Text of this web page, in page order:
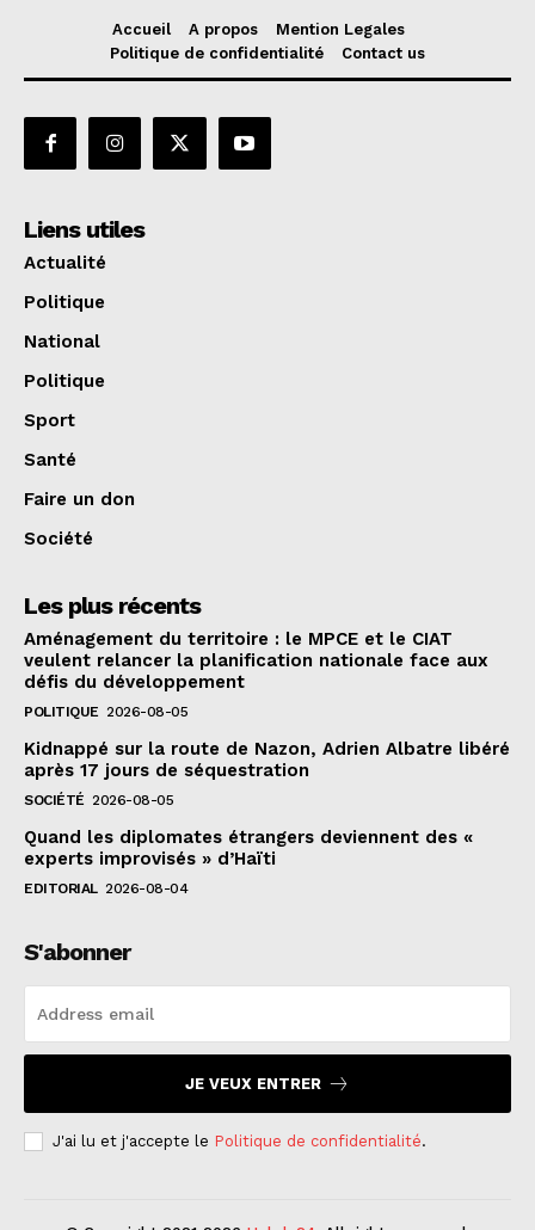
Accueil A propos
Mention Legales
Politique de confidentialité
Contact us
Liens utiles
Actualité
Politique
National
Politique
Sport
Santé
Faire un don
Société
Les plus récents
Aménagement du territoire : le MPCE et le CIAT
veulent relancer la planification nationale face aux
défis du développement
POLITIQUE 2026-08-05
Kidnappé sur la route de Nazon, Adrien Albatre libéré
après 17 jours de séquestration
SOCIÉTÉ 2026-08-05
Quand les diplomates étrangers deviennent des «
experts improvisés » d’Haïti
EDITORIAL 2026-08-04
S'abonner
JE VEUX ENTRER
J'ai lu et j'accepte le Politique de confidentialité.